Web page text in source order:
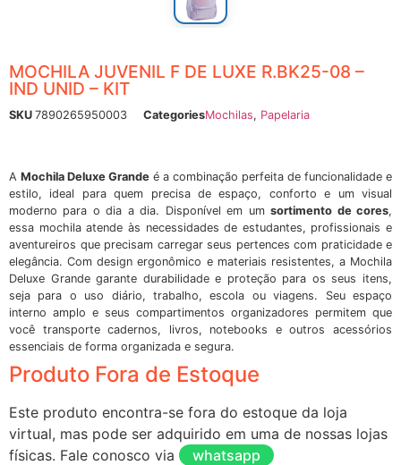
MOCHILA JUVENIL F DE LUXE R.BK25-08 –
IND UNID – KIT
SKU 7890265950003 CategoriesMochilas, Papelaria
A Mochila Deluxe Grande é a combinação perfeita de funcionalidade e
estilo, ideal para quem precisa de espaço, conforto e um visual
moderno para o dia a dia. Disponível em umsortimento de cores,
essa mochila atende às necessidades de estudantes, profissionais e
aventureiros que precisam carregar seus pertences com praticidade e
elegância. Com design ergonômico e materiais resistentes, a Mochila
Deluxe Grande garante durabilidade e proteção para os seus itens,
seja para o uso diário, trabalho, escola ou viagens. Seu espaço
interno amplo e seus compartimentos organizadores permitem que
você transporte cadernos, livros, notebooks e outros acessórios
essenciais de forma organizada e segura.
Produto Fora de Estoque
Este produto encontra-se fora do estoque da loja
virtual, mas pode ser adquirido em uma de nossas lojas
físicas. Fale conosco via
whatsapp